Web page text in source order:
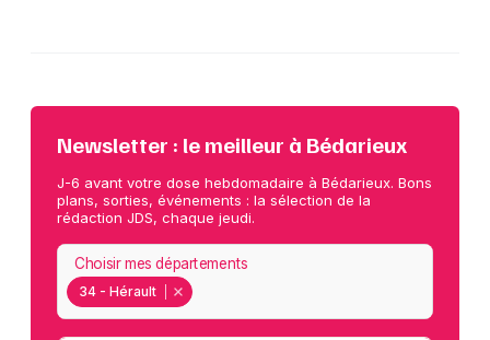
Newsletter : le meilleur à Bédarieux
J-6 avant votre dose hebdomadaire à Bédarieux. Bons
plans, sorties, événements : la sélection de la
rédaction JDS, chaque jeudi.
34 - Hérault
Choisir mes départements